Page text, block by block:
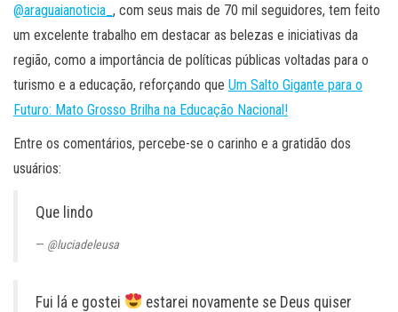
@araguaianoticia_ , com seus mais de 70 mil seguidores, tem feito
um excelente trabalho em destacar as belezas e iniciativas da
região, como a importância de políticas públicas voltadas para o
turismo e a educação, reforçando que Um Salto Gigante para o
Futuro: Mato Grosso Brilha na Educação Nacional!
Entre os comentários, percebe-se o carinho e a gratidão dos
usuários:
Que lindo
@luciadeleusa
Fui lá e gostei estarei novamente se Deus quiser